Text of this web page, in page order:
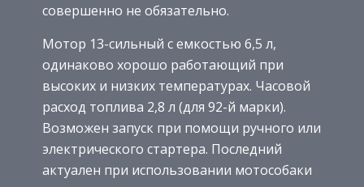
совершенно не обязательно.
Мотор 13-сильный с емкостью 6,5 л,
одинаково хорошо работающий при
высоких и низких температурах. Часовой
расход топлива 2,8 л (для 92-й марки).
Возможен запуск при помощи ручного или
электрического стартера. Последний
актуален при использовании мотособаки